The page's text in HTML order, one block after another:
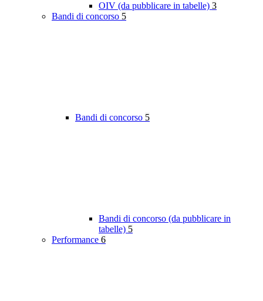
OIV (da pubblicare in tabelle) 3
Bandi di concorso 5
Bandi di concorso 5
Bandi di concorso (da pubblicare in
tabelle) 5
Performance 6